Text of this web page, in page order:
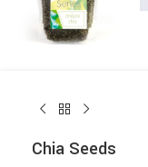
Chia Seeds